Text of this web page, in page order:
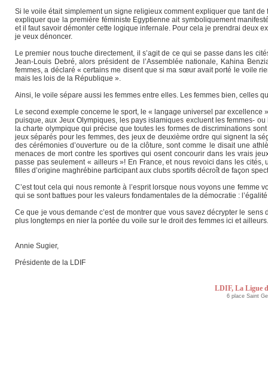
Si le voile était simplement un signe religieux comment expliquer que tant
expliquer que la première féministe Egyptienne ait symboliquement
et il faut savoir démonter cette logique infernale. Pour cela je prendrai deux
je veux dénoncer.
Le premier nous touche directement, il s’agit de ce qui se passe dans les
Jean-Louis Debré, alors président de l’Assemblée nationale, Kahina
femmes, a déclaré « certains me disent que si ma sœur avait porté le voile
mais les lois de la République ».
Ainsi, le voile sépare aussi les femmes entre elles. Les femmes bien, celles
Le second exemple concerne le sport, le « langage universel par excellence
puisque, aux Jeux Olympiques, les pays islamiques excluent les femmes-
la charte olympique qui précise que toutes les formes de discriminations
jeux séparés pour les femmes, des jeux de deuxième ordre qui signent la
des cérémonies d’ouverture ou de la clôture, sont comme le disait une
menaces de mort contre les sportives qui osent concourir dans les vrais
passe pas seulement « ailleurs »! En France, et nous revoici dans les
filles d’origine maghrébine participant aux clubs sportifs décroît de façon
C’est tout cela qui nous remonte à l’esprit lorsque nous voyons une
qui se sont battues pour les valeurs fondamentales de la démocratie :
Ce que je vous demande c’est de montrer que vous savez décrypter le
plus longtemps en nier la portée du voile sur le droit des femmes ici et ailleurs.
Annie Sugier,
Présidente de la LDIF
LDIF, La Ligue
6 place Saint